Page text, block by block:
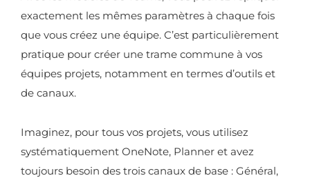
exactement les mêmes paramètres à chaque fois
que vous créez une équipe. C’est particulièrement
pratique pour créer une trame commune à vos
équipes projets, notamment en termes d’outils et
de canaux.
Imaginez, pour tous vos projets, vous utilisez
systématiquement OneNote, Planner et avez
toujours besoin des trois canaux de base : Général,